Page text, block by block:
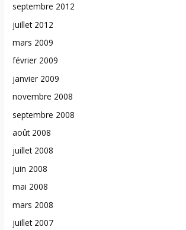
septembre 2012
juillet 2012
mars 2009
février 2009
janvier 2009
novembre 2008
septembre 2008
août 2008
juillet 2008
juin 2008
mai 2008
mars 2008
juillet 2007